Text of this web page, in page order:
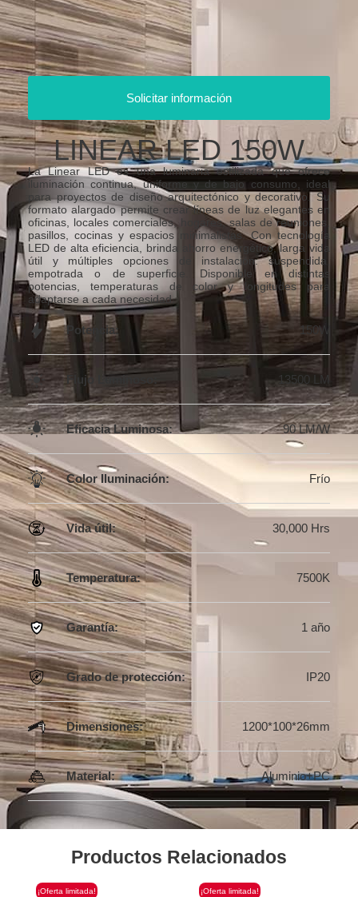
Solicitar información
LINEAR LED 150W
La Linear LED es una luminaria estilizada que ofrece
iluminación continua, uniforme y de bajo consumo, ideal
para proyectos de diseño arquitectónico y decorativo. Su
formato alargado permite crear líneas de luz elegantes en
oficinas, locales comerciales, hogares, salas de reuniones,
pasillos, cocinas y espacios minimalistas. Con tecnología
LED de alta eficiencia, brinda ahorro energético, larga vida
útil y múltiples opciones de instalación: suspendida,
empotrada o de superficie. Disponible en distintas
potencias, temperaturas de color y longitudes para
adaptarse a cada necesidad.
Potencia: 150W
Flujo Luminoso: 13500 LM
Eficacia Luminosa: 90 LM/W
Color Iluminación: Frío
Vida útil: 30,000 Hrs
Temperatura: 7500K
Garantía: 1 año
Grado de protección: IP20
Dimensiones: 1200*100*26mm
Material: Aluminio+PC
Productos Relacionados
¡Oferta limitada! ¡Oferta limitada!